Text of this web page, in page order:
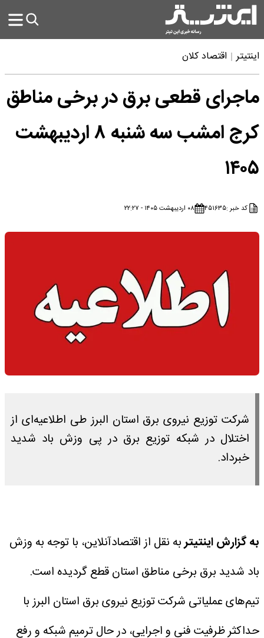
اینتیتر اقتصاد کلان
ماجرای قطعی برق در برخی مناطق
کرج امشب سه شنبه ۸ اردیبهشت
۱۴۰۵
کد خبر :۴۵۱۶۳۵ ۰۸ اردیبهشت ۱۴۰۵ - ۲۲:۲۷
شرکت توزیع نیروی برق استان البرز طی اطلاعیه‌ای از
اختلال در شبکه توزیع برق در پی وزش باد شدید
خبرداد.
به گزارش اینتیتربه نقل از اقتصادآنلاین، با توجه به وزش
باد شدید برق برخی مناطق استان قطع گردیده است.
تیم‌های عملیاتی شرکت توزیع نیروی برق استان البرز با
حداکثر ظرفیت فنی و اجرایی، در حال ترمیم شبکه و رفع